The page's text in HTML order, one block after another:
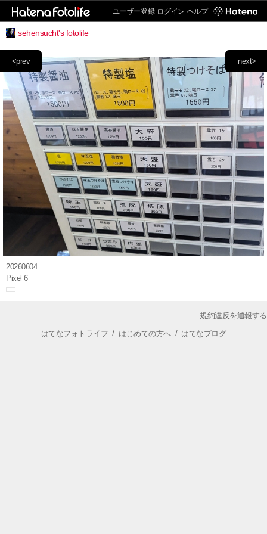
ユーザー登録 ログイン ヘルプ
sehensucht's fotolife
next>
<prev
20260604
Pixel 6
規約違反を通報する
はてなフォトライフ / はじめての方へ/ はてなブログ